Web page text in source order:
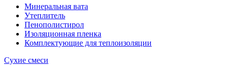
Минеральная вата
Утеплитель
Пенополистирол
Изоляционная пленка
Комплектующие для теплоизоляции
Сухие смеси